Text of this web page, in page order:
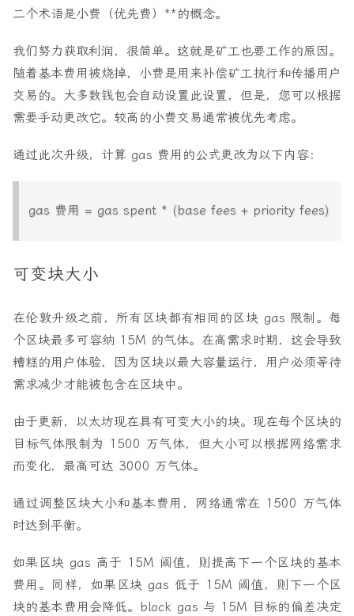
二个术语是小费（优先费）**的概念。
我们努力获取利润，很简单。这就是矿工也要工作的原因。
随着基本费用被烧掉，小费是用来补偿矿工执行和传播用户
交易的。大多数钱包会自动设置此设置，但是，您可以根据
需要手动更改它。较高的小费交易通常被优先考虑。
通过此次升级，计算 gas 费用的公式更改为以下内容：
gas 费用 = gas spent * (base fees + priority fees)
可变块大小
在伦敦升级之前，所有区块都有相同的区块 gas 限制。每
个区块最多可容纳 15M 的气体。在高需求时期，这会导致
糟糕的用户体验，因为区块以最大容量运行，用户必须等待
需求减少才能被包含在区块中。
由于更新，以太坊现在具有可变大小的块。现在每个区块的
目标气体限制为 1500 万气体，但大小可以根据网络需求
而变化，最高可达 3000 万气体。
通过调整区块大小和基本费用，网络通常在 1500 万气体
时达到平衡。
如果区块 gas 高于 15M 阈值，则提高下一个区块的基本
费用。同样，如果区块 gas 低于 15M 阈值，则下一个区
块的基本费用会降低。block gas 与 15M 目标的偏差决定